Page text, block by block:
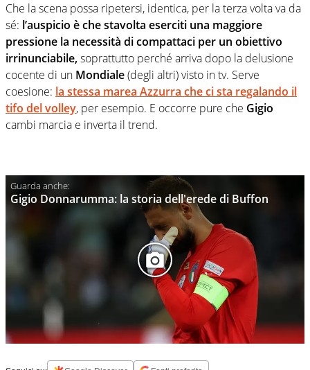
Che la scena possa ripetersi, identica, per la terza volta va da
sé: l’auspicio è che stavolta eserciti una maggiore
pressione la necessità di compattaci per un obiettivo
irrinunciabile,soprattutto perché arriva dopo la delusione
cocente di un Mondiale(degli altri) visto in tv. Serve
coesione: la stessa marea Azzurra che ci sta regalando il
tifo del volley, per esempio. E occorre pure che Gigio
cambi marcia e inverta il trend.
Gigio Donnarumma: la storia dell'erede di Buffon